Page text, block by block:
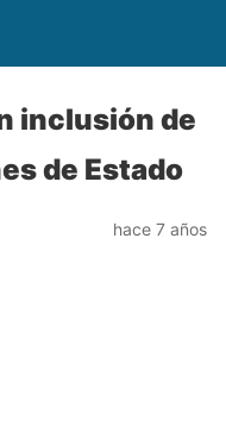
inclusión de
de Estado
hace 7 años